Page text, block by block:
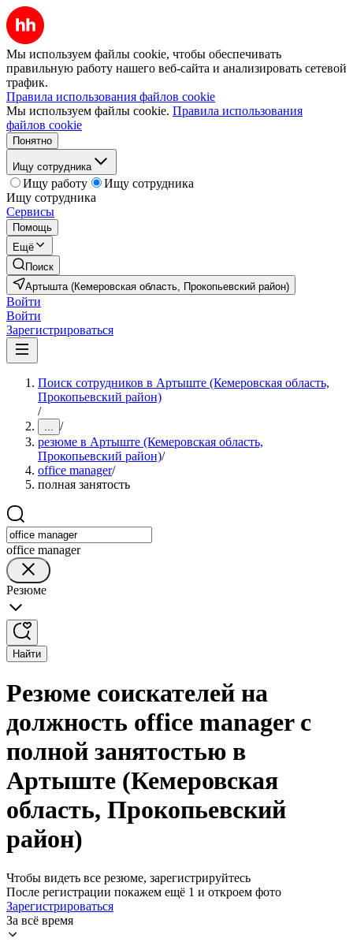
Мы используем файлы cookie, чтобы обеспечивать
правильную работу нашего веб-сайта и анализировать сетевой
трафик.
Правила использования файлов cookie
Мы используем файлы cookie. Правила использования
файлов cookie
Понятно
Ищу сотрудника
Ищу работу
Ищу сотрудника
Ищу сотрудника
Сервисы
Помощь
Ещё
Поиск
Артышта (Кемеровская область, Прокопьевский район)
Войти
Войти
Зарегистрироваться
Поиск сотрудников в Артыште (Кемеровская область,
Прокопьевский район)
/
... /
резюме в Артыште (Кемеровская область,
Прокопьевский район)/
office manager/
полная занятость
office manager
Резюме
Найти
Резюме соискателей на
должность office manager с
полной занятостью в
Артыште (Кемеровская
область, Прокопьевский
район)
Чтобы видеть все резюме, зарегистрируйтесь
После регистрации покажем ещё 1 и откроем фото
Зарегистрироваться
За всё время